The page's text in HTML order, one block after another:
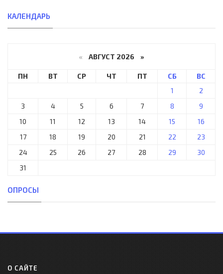
КАЛЕНДАРЬ
« АВГУСТ 2026 »
ПН ВТ СР ЧТ ПТ СБ
ВС
1
2
3
4 5 6 7 8
9
10
11 12 13 14 15
16
17
18 19 20 21 22
23
24
25 26 27 28 29
30
31
ОПРОСЫ
О САЙТЕ